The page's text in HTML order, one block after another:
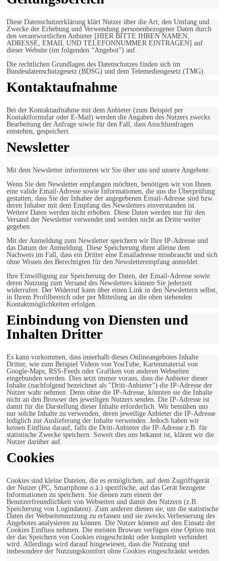
Diese Datenschutzerklärung klärt Nutzer über die Art, den Umfang und
Zwecke der Erhebung und Verwendung personenbezogener Daten durch
den verantwortlichen Anbieter [HIER BITTE IHREN NAMEN,
ADRESSE, EMAIL UND TELEFONNUMMER EINTRAGEN] auf
dieser Website (im folgenden “Angebot”) auf.
Die rechtlichen Grundlagen des Datenschutzes finden sich im
Bundesdatenschutzgesetz (BDSG) und dem Telemediengesetz (TMG).
Kontaktaufnahme
Bei der Kontaktaufnahme mit dem Anbieter (zum Beispiel per
Kontaktformular oder E-Mail) werden die Angaben des Nutzers zwecks
Bearbeitung der Anfrage sowie für den Fall, dass Anschlussfragen
entstehen, gespeichert.
Newsletter
Mit dem Newsletter informieren wir Sie über uns und unsere Angebote.
Wenn Sie den Newsletter empfangen möchten, benötigen wir von Ihnen
eine valide Email-Adresse sowie Informationen, die uns die Überprüfung
gestatten, dass Sie der Inhaber der angegebenen Email-Adresse sind bzw.
deren Inhaber mit dem Empfang des Newsletters einverstanden ist.
Weitere Daten werden nicht erhoben. Diese Daten werden nur für den
Versand der Newsletter verwendet und werden nicht an Dritte weiter
gegeben.
Mit der Anmeldung zum Newsletter speichern wir Ihre IP-Adresse und
das Datum der Anmeldung. Diese Speicherung dient alleine dem
Nachweis im Fall, dass ein Dritter eine Emailadresse missbraucht und sich
ohne Wissen des Berechtigten für den Newsletterempfang anmeldet.
Ihre Einwilligung zur Speicherung der Daten, der Email-Adresse sowie
deren Nutzung zum Versand des Newsletters können Sie jederzeit
widerrufen. Der Widerruf kann über einen Link in den Newslettern selbst,
in Ihrem Profilbereich oder per Mitteilung an die oben stehenden
Kontaktmöglichkeiten erfolgen.
Einbindung von Diensten und
Inhalten Dritter
Es kann vorkommen, dass innerhalb dieses Onlineangebotes Inhalte
Dritter, wie zum Beispiel Videos von YouTube, Kartenmaterial von
Google-Maps, RSS-Feeds oder Grafiken von anderen Webseiten
eingebunden werden. Dies setzt immer voraus, dass die Anbieter dieser
Inhalte (nachfolgend bezeichnet als "Dritt-Anbieter") die IP-Adresse der
Nutzer wahr nehmen. Denn ohne die IP-Adresse, könnten sie die Inhalte
nicht an den Browser des jeweiligen Nutzers senden. Die IP-Adresse ist
damit für die Darstellung dieser Inhalte erforderlich. Wir bemühen uns
nur solche Inhalte zu verwenden, deren jeweilige Anbieter die IP-Adresse
lediglich zur Auslieferung der Inhalte verwenden. Jedoch haben wir
keinen Einfluss darauf, falls die Dritt-Anbieter die IP-Adresse z.B. für
statistische Zwecke speichern. Soweit dies uns bekannt ist, klären wir die
Nutzer darüber auf.
Cookies
Cookies sind kleine Dateien, die es ermöglichen, auf dem Zugriffsgerät
der Nutzer (PC, Smartphone o.ä.) spezifische, auf das Gerät bezogene
Informationen zu speichern. Sie dienen zum einem der
Benutzerfreundlichkeit von Webseiten und damit den Nutzern (z.B.
Speicherung von Logindaten). Zum anderen dienen sie, um die statistische
Daten der Webseitennutzung zu erfassen und sie zwecks Verbesserung des
Angebotes analysieren zu können. Die Nutzer können auf den Einsatz der
Cookies Einfluss nehmen. Die meisten Browser verfügen eine Option mit
der das Speichern von Cookies eingeschränkt oder komplett verhindert
wird. Allerdings wird darauf hingewiesen, dass die Nutzung und
insbesondere der Nutzungskomfort ohne Cookies eingeschränkt werden.